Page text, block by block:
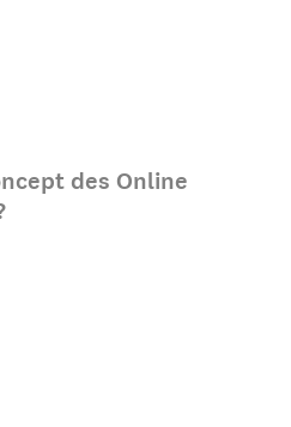
des Online